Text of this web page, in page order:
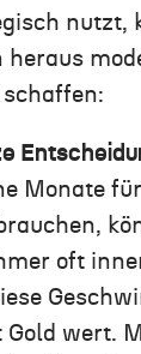
nutzt,
Monate
oft
Gold wert.